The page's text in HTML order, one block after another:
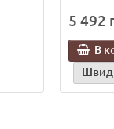
5 492
В